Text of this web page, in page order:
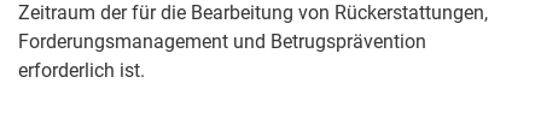
Zeitraum der für die Bearbeitung von Rückerstattungen,
Forderungsmanagement und Betrugsprävention
erforderlich ist.